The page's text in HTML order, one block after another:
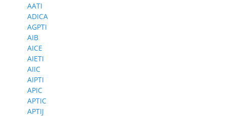
AATI
ADICA
AGPTI
AIB
AICE
AIETI
AIIC
AIPTI
APIC
APTIC
APTIJ